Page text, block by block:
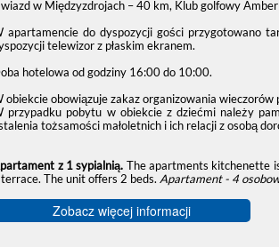
w Międzyzdrojach – 40 km, Klub golfowy
apartamencie do dyspozycji gości przygotowano
telewizor z płaskim ekranem.
hotelowa od godziny 16:00do 10:00.
obiekcie obowiązuje zakaz organizowania
przypadku pobytu w obiekcie z dziećmi należy
tożsamości małoletnich i ich relacji z osobą
z 1 sypialnią. The apartments kitchenette
The unit offers 2 beds. Apartament - 4
Zobacz więcej informacji